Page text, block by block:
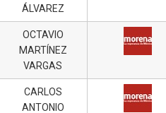
ÁLVAREZ
OCTAVIO
MARTÍNEZ
VARGAS
CARLOS
ANTONIO